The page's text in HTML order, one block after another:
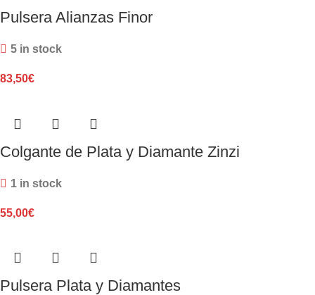
Pulsera Alianzas Finor
5 in stock
83,50€
Colgante de Plata y Diamante Zinzi
1 in stock
55,00€
Pulsera Plata y Diamantes